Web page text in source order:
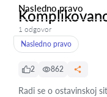
Nasledno pravo
1 odgovor
Nasledno pravo
2 862
Radi se o ostavinskoj